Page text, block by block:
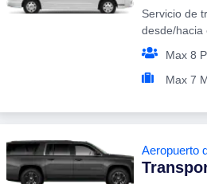
Servicio de
desde/hacia
Max 8
Max 7
Aeropuerto